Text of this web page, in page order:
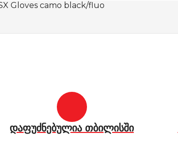
Gloves camo black/fluo
დაფუძნებულია თბილისში